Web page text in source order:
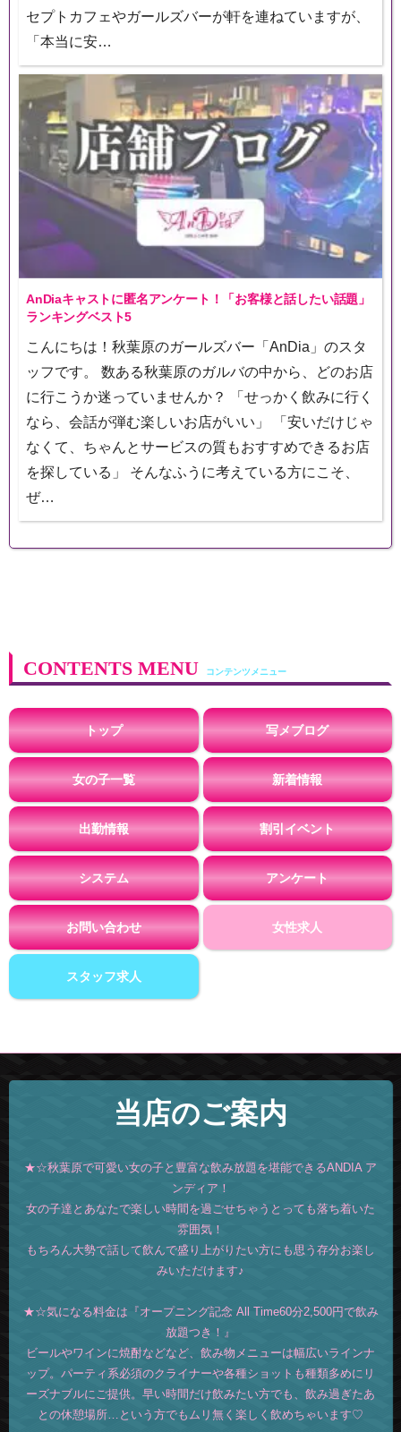
セプトカフェやガールズバーが軒を連ねていますが、
「本当に安…
AnDiaキャストに匿名アンケート！「お客様と話したい話題」
ランキングベスト5
こんにちは！秋葉原のガールズバー「AnDia」のスタ
ッフです。 数ある秋葉原のガルバの中から、どのお店
に行こうか迷っていませんか？ 「せっかく飲みに行く
なら、会話が弾む楽しいお店がいい」 「安いだけじゃ
なくて、ちゃんとサービスの質もおすすめできるお店
を探している」 そんなふうに考えている方にこそ、
ぜ…
CONTENTS MENU
トップ 写メブログ
女の子一覧 新着情報
出勤情報 割引イベント
システム アンケート
お問い合わせ 女性求人
スタッフ求人
当店のご案内
★☆秋葉原で可愛い女の子と豊富な飲み放題を堪能できるANDIA ア
ンディア！
女の子達とあなたで楽しい時間を過ごせちゃうとっても落ち着いた
雰囲気！
もちろん大勢で話して飲んで盛り上がりたい方にも思う存分お楽し
みいただけます♪
★☆気になる料金は『オープニング記念 All Time60分2,500円で飲み
放題つき！』
ビールやワインに焼酎などなど、飲み物メニューは幅広いラインナ
ップ。パーティ系必須のクライナーや各種ショットも種類多めにリ
ーズナブルにご提供。早い時間だけ飲みたい方でも、飲み過ぎたあ
との休憩場所…という方でもムリ無く楽しく飲めちゃいます♡